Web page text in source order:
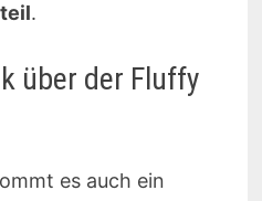
.
über der Fluffy
es auch ein